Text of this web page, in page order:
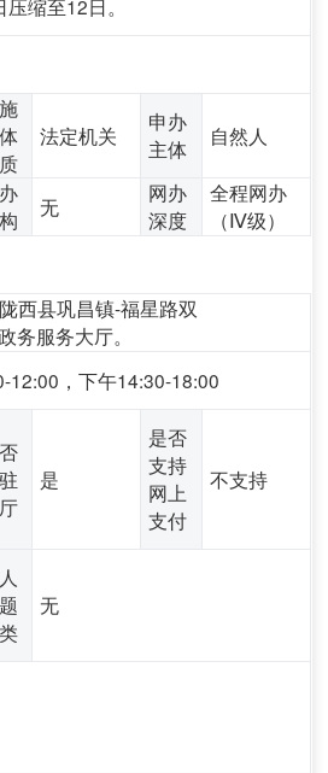
缩至12日。
法定机关
申办
主体
自然人
无
网办
深度
全程网办
（Ⅳ级）
西县巩昌镇-福星路双
务服务大厅。
12:00，下午14:30-18:00
是
是否
支持
网上
支付
不支持
无